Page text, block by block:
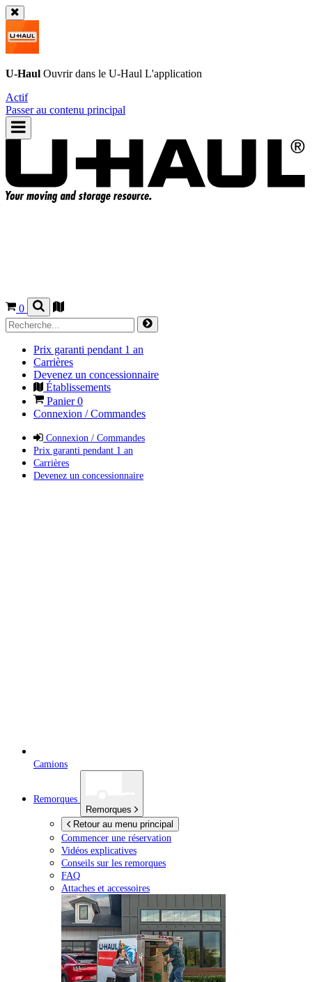
U-Haul Ouvrir dans le U-Haul L'application
Actif
Passer au contenu principal
0
Prix garanti pendant 1 an
Carrières
Devenez un concessionnaire
Établissements
Panier0
Connexion / Commandes
Connexion / Commandes
Prix garanti pendant 1 an
Carrières
Devenez un concessionnaire
Camions
Remorques
Remorques
Retour au menu principal
Commencer une réservation
Vidéos explicatives
Conseils sur les remorques
FAQ
Attaches et accessoires